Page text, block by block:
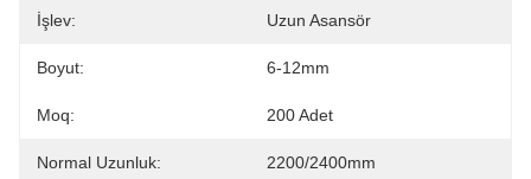
İşlev: Uzun Asansör
Boyut: 6-12mm
Moq: 200 Adet
Normal Uzunluk: 2200/2400mm